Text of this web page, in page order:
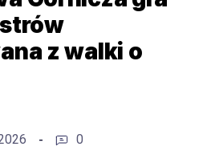
z walki o
0